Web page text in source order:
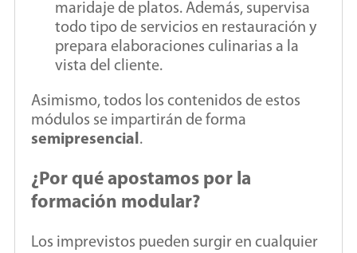
maridaje de platos. Además, supervisa
todo tipo de servicios en restauración y
prepara elaboraciones culinarias a la
vista del cliente.
Asimismo, todos los contenidos de estos
módulos se impartirán de forma
semipresencial.
¿Por qué apostamos por la
formación modular?
Los imprevistos pueden surgir en cualquier